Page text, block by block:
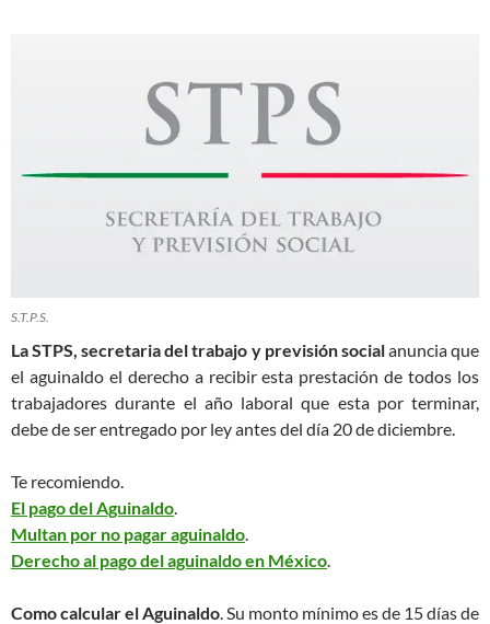
S.T.P.S.
La STPS, secretaria del trabajo y previsión socialanuncia que
el aguinaldo el derecho a recibir esta prestación de todos los
trabajadores durante el año laboral que esta por terminar,
debe de ser entregado por ley antes del día 20 de diciembre.
Te recomiendo.
El pago del Aguinaldo
Multan por no pagar aguinaldo
Derecho al pago del aguinaldo en México
Como calcular el Aguinaldo . Su monto mínimo es de 15 días de